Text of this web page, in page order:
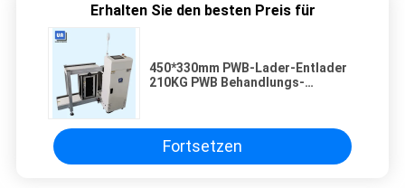
Erhalten Sie den besten Preis für
450*330mm PWB-Lader-Entlader
210KG PWB Behandlungs-
Fortsetzen